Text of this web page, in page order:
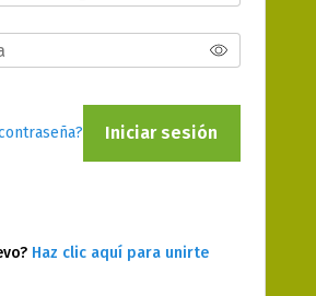
Iniciar sesión
Haz clic aquí para unirte